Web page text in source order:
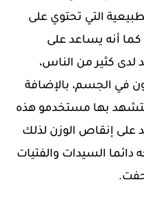
التي تحتوي على
كما أنه يساعد على
لدى كثير من الناس،
في الجسم، بالإضافة
بها مستخدمو هذه
على إنقاص الوزن لذلك
السيدات والفتيات